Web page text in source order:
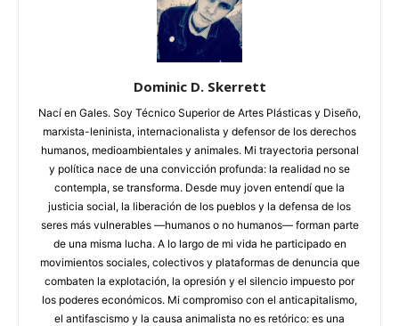
Dominic D. Skerrett
Nací en Gales. Soy Técnico Superior de Artes Plásticas y Diseño,
marxista-leninista, internacionalista y defensor de los derechos
humanos, medioambientales y animales. Mi trayectoria personal
y política nace de una convicción profunda: la realidad no se
contempla, se transforma. Desde muy joven entendí que la
justicia social, la liberación de los pueblos y la defensa de los
seres más vulnerables —humanos o no humanos— forman parte
de una misma lucha. A lo largo de mi vida he participado en
movimientos sociales, colectivos y plataformas de denuncia que
combaten la explotación, la opresión y el silencio impuesto por
los poderes económicos. Mi compromiso con el anticapitalismo,
el antifascismo y la causa animalista no es retórico: es una